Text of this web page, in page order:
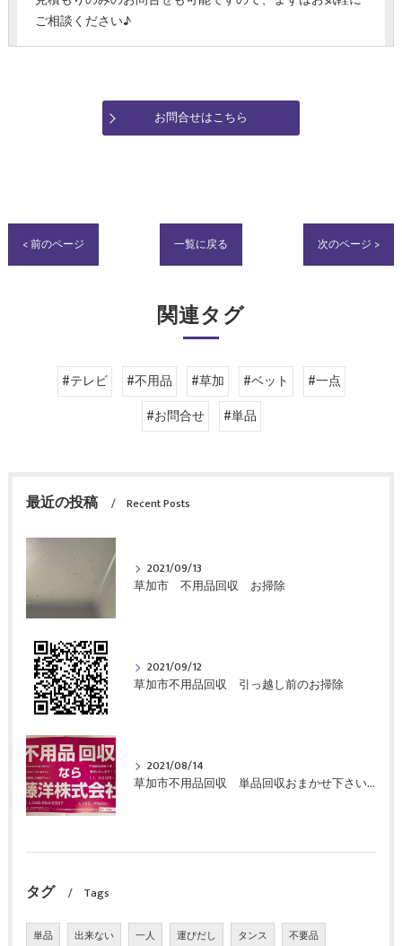
ご相談ください♪
お問合せはこちら
< 前のページ 一覧に戻る 次のページ >
関連タグ
#テレビ #不用品 #草加 #ベット
#一点
#お問合せ
#単品
最近の投稿 Recent Posts
2021/09/13
草加市 不用品回収 お掃除
2021/09/12
草加市不用品回収 引っ越し前のお掃除
2021/08/14
草加市不用品回収 単品回収おまかせ下さい！
タグ Tags
単品 出来ない 一人 運びだし タンス 不要品